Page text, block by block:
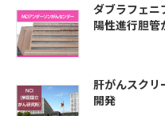
ダブラフェニ
陽性進行胆管
肝がんスクリ
開発